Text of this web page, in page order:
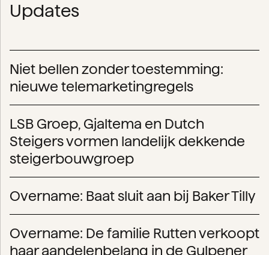
Updates
Niet bellen zonder toestemming:
nieuwe telemarketingregels
LSB Groep, Gjaltema en Dutch
Steigers vormen landelijk dekkende
steigerbouwgroep
Overname: Baat sluit aan bij Baker Tilly
Overname: De familie Rutten verkoopt
haar aandelenbelang in de Gulpener